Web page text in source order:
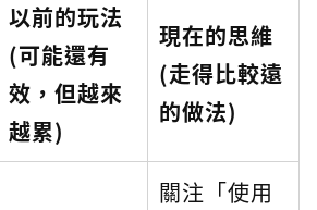
以前的玩法
(可能還有
效，但越來
越累)
現在的思維
(走得比較遠
的做法)
關注「使用